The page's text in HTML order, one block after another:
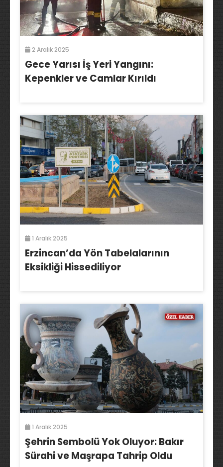
2 Aralık 2025
Gece Yarısı İş Yeri Yangını:
Kepenkler ve Camlar Kırıldı
1 Aralık 2025
Erzincan’da Yön Tabelalarının
Eksikliği Hissediliyor
1 Aralık 2025
Şehrin Sembolü Yok Oluyor: Bakır
Sürahi ve Maşrapa Tahrip Oldu